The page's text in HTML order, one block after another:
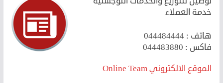
خدمة العملاء
هاتف : 044484444
فاكس : 044483880
الموقع الالكتروني Online Team